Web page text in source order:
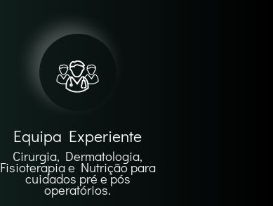
Equipa Experiente
Cirurgia, Dermatologia,
Fisioterapia e Nutrição para
cuidados pré e pós
operatórios.